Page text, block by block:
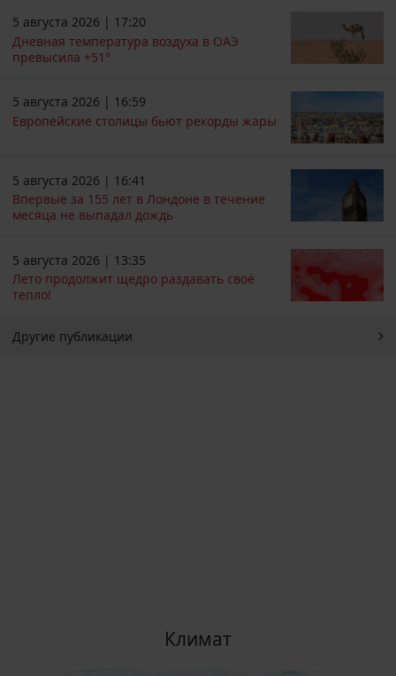
5 августа 2026 | 17:20
Дневная температура воздуха в ОАЭ
превысила +51°
5 августа 2026 | 16:59
Европейские столицы бьют рекорды жары
5 августа 2026 | 16:41
Впервые за 155 лет в Лондоне в течение
месяца не выпадал дождь
5 августа 2026 | 13:35
Лето продолжит щедро раздавать своё
тепло!
Другие публикации
Климат